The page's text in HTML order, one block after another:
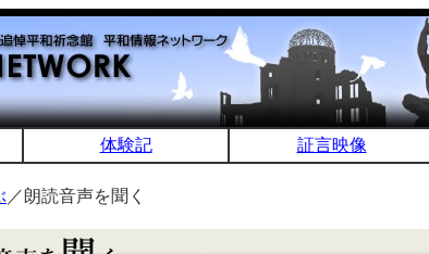
体験記 証言映像
／朗読音声を聞く